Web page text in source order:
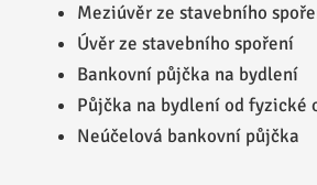
Meziúvěr ze stavebního
Úvěr ze stavebního spoření
Bankovní půjčka na bydlení
Půjčka na bydlení od fyzické
Neúčelová bankovní půjčka